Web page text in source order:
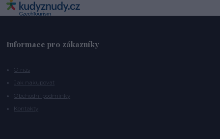
Informace pro zákazníky
O nás
Jak nakupovat
Obchodní podmínky
Kontakty